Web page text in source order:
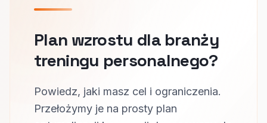
Plan wzrostu dla branży
treningu personalnego?
Powiedz, jaki masz cel i ograniczenia.
Przełożymy je na prosty plan